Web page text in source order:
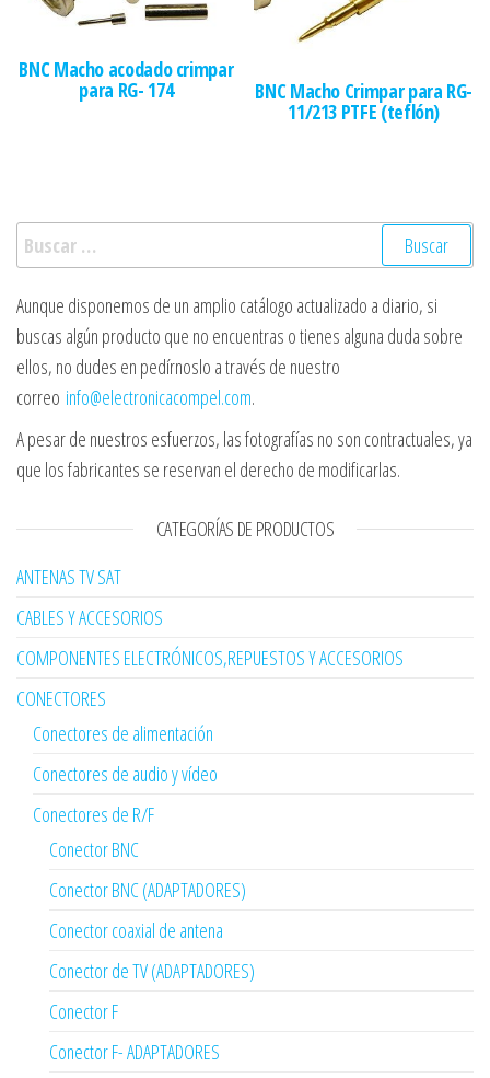
BNC Macho acodado crimpar
para RG- 174 BNC Macho Crimpar para RG-
11/213 PTFE (teflón)
Buscar:
Aunque disponemos de un amplio catálogo actualizado a diario, si
buscas algún producto que no encuentras o tienes alguna duda sobre
ellos, no dudes en pedírnoslo a través de nuestro
correo info@electronicacompel.com.
A pesar de nuestros esfuerzos, las fotografías no son contractuales, ya
que los fabricantes se reservan el derecho de modificarlas.
CATEGORÍAS DE PRODUCTOS
ANTENAS TV SAT
CABLES Y ACCESORIOS
COMPONENTES ELECTRÓNICOS,REPUESTOS Y ACCESORIOS
CONECTORES
Conectores de alimentación
Conectores de audio y vídeo
Conectores de R/F
Conector BNC
Conector BNC (ADAPTADORES)
Conector coaxial de antena
Conector de TV (ADAPTADORES)
Conector F
Conector F- ADAPTADORES